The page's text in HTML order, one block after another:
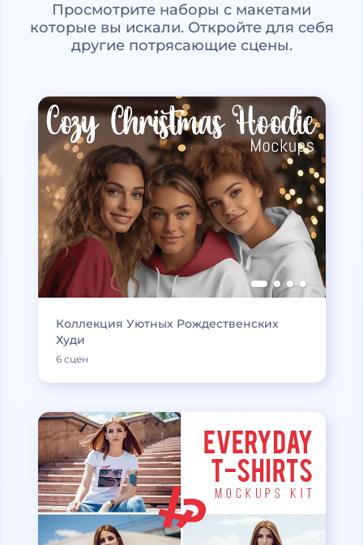
Просмотрите наборы с макетами
которые вы искали. Откройте для себя
другие потрясающие сцены.
Коллекция Уютных Рождественских
Худи
6 сцен